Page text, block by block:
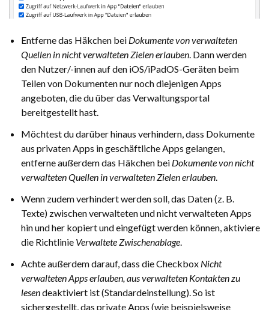
Entferne das Häkchen bei Dokumente von verwalteten
Quellen in nicht verwalteten Zielen erlauben. Dann werden
den Nutzer/-innen auf den iOS/iPadOS-Geräten beim
Teilen von Dokumenten nur noch diejenigen Apps
angeboten, die du über das Verwaltungsportal
bereitgestellt hast.
Möchtest du darüber hinaus verhindern, dass Dokumente
aus privaten Apps in geschäftliche Apps gelangen,
entferne außerdem das Häkchen bei Dokumente von nicht
verwalteten Quellen in verwalteten Zielen erlauben.
Wenn zudem verhindert werden soll, das Daten (z. B.
Texte) zwischen verwalteten und nicht verwalteten Apps
hin und her kopiert und eingefügt werden können, aktiviere
die Richtlinie Verwaltete Zwischenablage.
Achte außerdem darauf, dass die Checkbox Nicht
verwalteten Apps erlauben, aus verwalteten Kontakten zu
lesendeaktiviert ist (Standardeinstellung). So ist
sichergestellt, das private Apps (wie beispielsweise